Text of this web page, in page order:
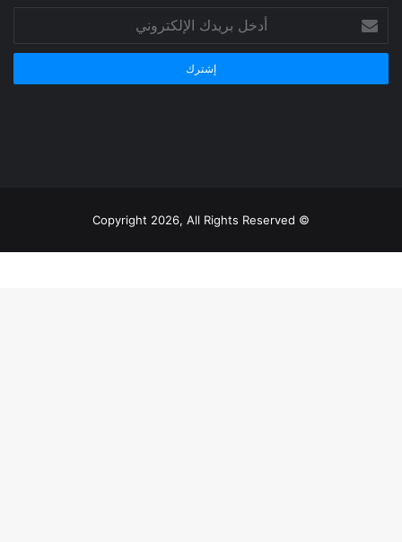
بريدك
الإلكتروني
© Copyright 2026, All Rights Reserved